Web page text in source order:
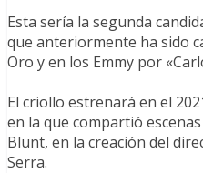
Esta sería la segunda
que anteriormente ha sido
Oro y en los Emmy por
El criollo estrenará en el
en la que compartió
Blunt, en la creación del
Serra.